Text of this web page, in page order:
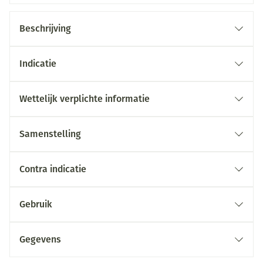
Beschrijving
Indicatie
Wettelijk verplichte informatie
Samenstelling
Contra indicatie
Gebruik
Gegevens